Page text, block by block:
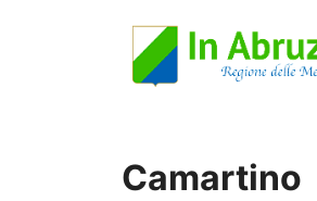
Camartino